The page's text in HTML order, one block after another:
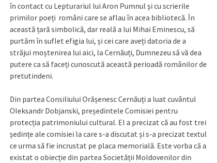
în contact cu Lepturariul lui Aron Pumnul și cu scrierile
primilor poeți români care se aflau în acea bibliotecă. În
această țară simbolică, dar reală a lui Mihai Eminescu, să
purtăm în suflet efigia lui, și cei care aveți datoria de a
străjui moștenirea lui aici, la Cernăuți, Dumnezeu să vă dea
putere ca să faceți cunoscută această perioadă românilor de
pretutindeni.
Din partea Consiliului Orășenesc Cernăuți a luat cuvântul
Oleksandr Dobjanski, președintele Comisiei pentru
protecția patrimoniului cultural. El a precizat că au fost trei
ședințe ale comisiei la care s-a discutat și s-a precizat textul
ce urma să fie incrustat pe placa memorială. Este vorba că a
existat o obiecție din partea Societății Moldovenilor din